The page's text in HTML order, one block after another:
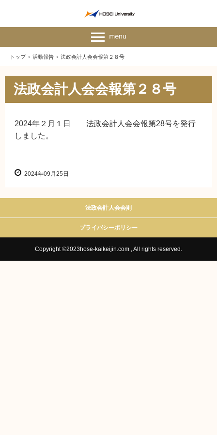
トップ › 活動報告 › 法政会計人会会報第２８号
法政会計人会会報第２８号
2024年２月１日 法政会計人会会報第28号を発行
しました。
2024年09月25日
法政会計人会会則
プライバシーポリシー
Copyright ©2023hose-kaikeijin.com , All rights reserved.